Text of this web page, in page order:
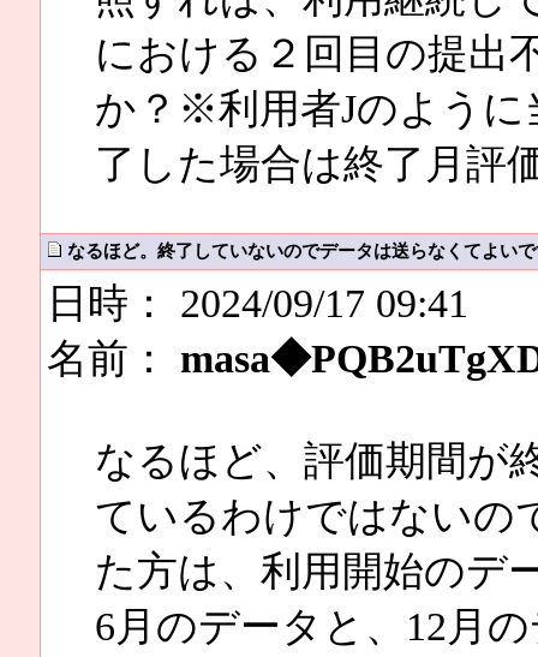
における２回目の提出
か？※利用者Jのように
了した場合は終了月評
なるほど。終了していないのでデータは送らなくてよい
日時： 2024/09/17 09:41
名前：
なるほど、評価期間が
ているわけではないの
た方は、利用開始のデ
6月のデータと、12月